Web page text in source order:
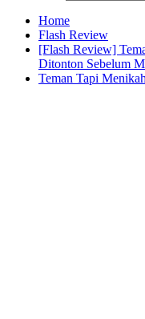
Home
Flash Review
[Flash Review]
Ditonton Sebelum
Teman Tapi